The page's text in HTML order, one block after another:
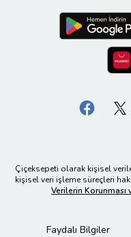
Çiçeksepeti olarak kişisel
kişisel veri işleme süreçleri
Verilerin Korunması
Faydalı Bilgiler